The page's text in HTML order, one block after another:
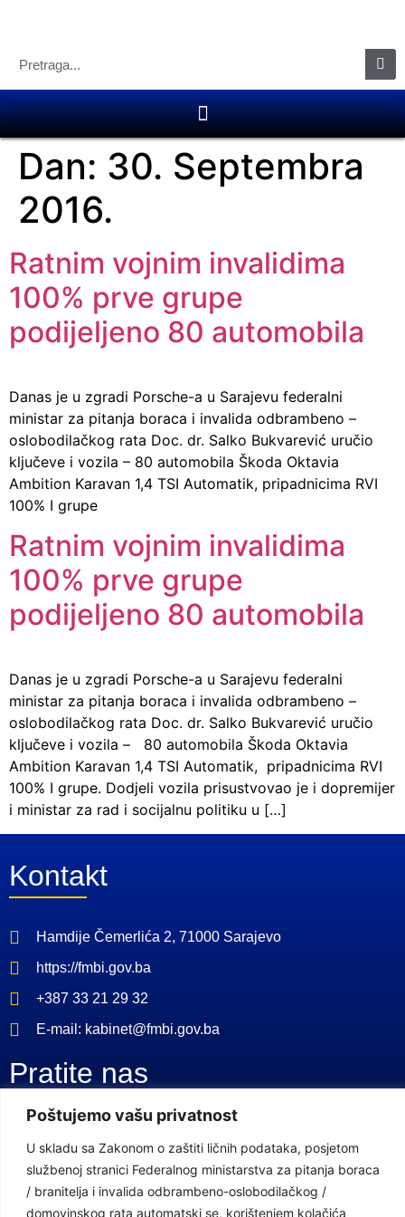
Poštujemo vašu privatnost
U skladu sa Zakonom o zaštiti ličnih podataka, posjetom
službenoj stranici Federalnog ministarstva za pitanja boraca
/ branitelja i invalida odbrambeno-oslobodilačkog /
domovinskog rata automatski se, korištenjem kolačića
Dan: 30. Septembra
2016.
Ratnim vojnim invalidima
100% prve grupe
podijeljeno 80 automobila
Danas je u zgradi Porsche-a u Sarajevu federalni
ministar za pitanja boraca i invalida odbrambeno –
oslobodilačkog rata Doc. dr. Salko Bukvarević uručio
ključeve i vozila – 80 automobila Škoda Oktavia
Ambition Karavan 1,4 TSI Automatik, pripadnicima RVI
100% I grupe
Ratnim vojnim invalidima
100% prve grupe
podijeljeno 80 automobila
Danas je u zgradi Porsche-a u Sarajevu federalni
ministar za pitanja boraca i invalida odbrambeno –
oslobodilačkog rata Doc. dr. Salko Bukvarević uručio
ključeve i vozila – 80 automobila Škoda Oktavia
Ambition Karavan 1,4 TSI Automatik, pripadnicima RVI
100% I grupe. Dodjeli vozila prisustvovao je i dopremijer
i ministar za rad i socijalnu politiku u […]
Kontakt
Hamdije Čemerlića 2, 71000 Sarajevo
https://fmbi.gov.ba
+387 33 21 29 32
E-mail: kabinet@fmbi.gov.ba
Pratite nas
Youtube Kanal
Linkovi